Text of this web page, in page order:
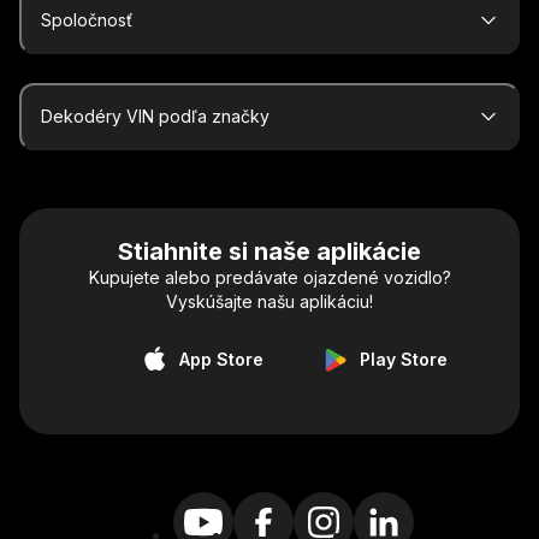
Spoločnosť
Dekodéry VIN podľa značky
Stiahnite si naše aplikácie
Kupujete alebo predávate ojazdené vozidlo?
Vyskúšajte našu aplikáciu!
App Store Play Store